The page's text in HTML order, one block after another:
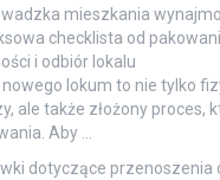
mieszkania
checklista od
i odbiór lokalu
lokum to nie tylko
ale także złożony proces,
Aby …
dotyczące przenoszenia